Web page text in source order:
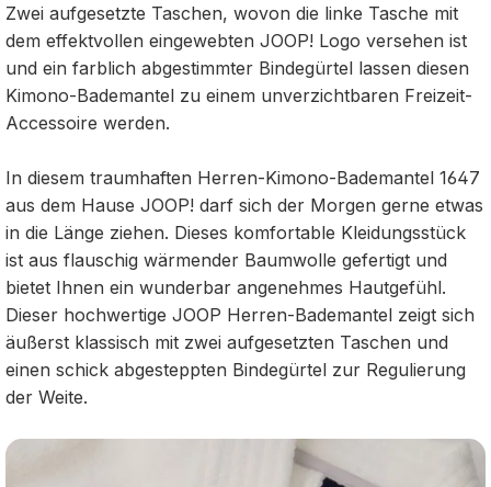
Zwei aufgesetzte Taschen, wovon die linke Tasche mit
dem effektvollen eingewebten JOOP! Logo versehen ist
und ein farblich abgestimmter Bindegürtel lassen diesen
Kimono-Bademantel zu einem unverzichtbaren Freizeit-
Accessoire werden.
In diesem traumhaften Herren-Kimono-Bademantel 1647
aus dem Hause JOOP! darf sich der Morgen gerne etwas
in die Länge ziehen. Dieses komfortable Kleidungsstück
ist aus flauschig wärmender Baumwolle gefertigt und
bietet Ihnen ein wunderbar angenehmes Hautgefühl.
Dieser hochwertige JOOP Herren-Bademantel zeigt sich
äußerst klassisch mit zwei aufgesetzten Taschen und
einen schick abgesteppten Bindegürtel zur Regulierung
der Weite.